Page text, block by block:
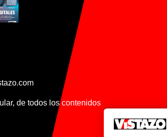
de todos los contenidos